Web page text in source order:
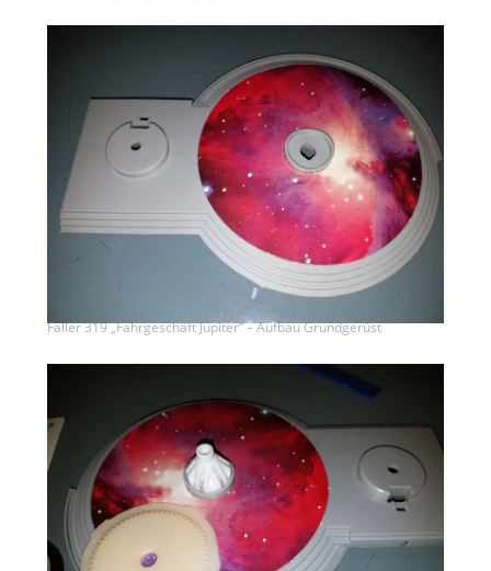
Faller 319 „Fahrgeschäft Jupiter“ – Aufbau Grundgerüst